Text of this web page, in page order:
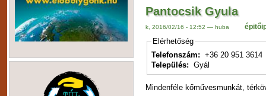
Pantocsik Gyula
k, 2016/02/16 - 12:52 — huba
Elérhetőség
Telefonszám: +36 20 951 3614
Település: Gyál
Mindenféle kőművesmunkát,